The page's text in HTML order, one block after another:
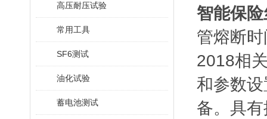
高压耐压试验
常用工具
SF6测试
油化试验
蓄电池测试
智能保
管熔断
2018相
和参数
备。具